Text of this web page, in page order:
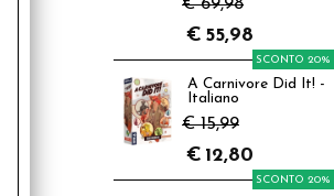
€ 69,98
€ 55,98
A Carnivore Did It! -
Italiano
€ 15,99
SCONTO 20%
€ 12,80
SCONTO 20%